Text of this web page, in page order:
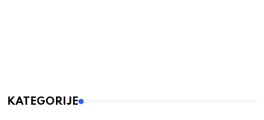
KATEGORIJE